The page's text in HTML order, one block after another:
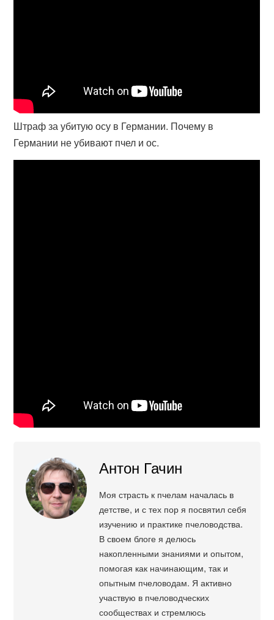
Штраф за убитую осу в Германии. Почему в
Германии не убивают пчел и ос.
Антон Гачин
Моя страсть к пчелам началась в
детстве, и с тех пор я посвятил себя
изучению и практике пчеловодства.
В своем блоге я делюсь
накопленными знаниями и опытом,
помогая как начинающим, так и
опытным пчеловодам. Я активно
участвую в пчеловодческих
сообществах и стремлюсь